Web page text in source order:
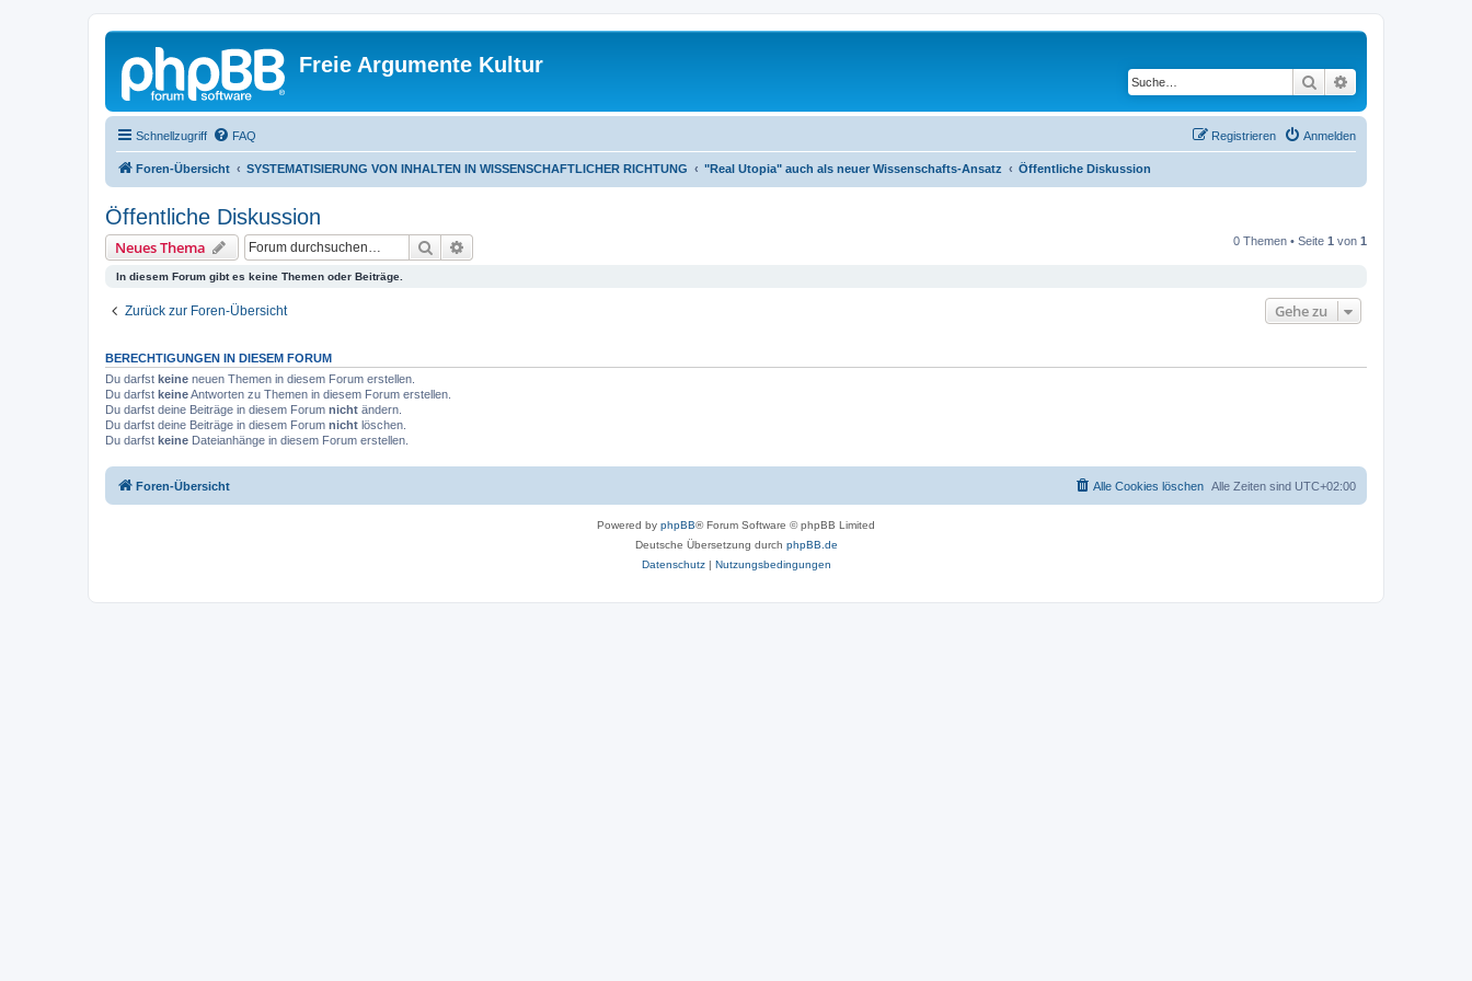
Freie Argumente Kultur
Suche
Schnellzugriff FAQ Anmelden
Registrieren
Foren-Übersicht SYSTEMATISIERUNG VON INHALTEN IN WISSENSCHAFTLICHER RICHTUNG "Real Utopia" auch als neuer Wissenschafts-Ansatz Öffentliche Diskussion
Öffentliche Diskussion
Neues Thema Suche 0 Themen • Seite 1 von 1
In diesem Forum gibt es keine Themen oder Beiträge.
Zurück zur Foren-Übersicht Gehe zu
BERECHTIGUNGEN IN DIESEM FORUM
Du darfst keine neuen Themen in diesem Forum erstellen.
Du darfst keineAntworten zu Themen in diesem Forum erstellen.
Du darfst deine Beiträge in diesem Forum nicht ändern.
Du darfst deine Beiträge in diesem Forum nicht löschen.
Du darfst keine Dateianhänge in diesem Forum erstellen.
Foren-Übersicht Alle Zeiten sind UTC+02:00
Alle Cookies löschen
Powered by phpBB® Forum Software © phpBB Limited
Deutsche Übersetzung durch phpBB.de
Datenschutz| Nutzungsbedingungen